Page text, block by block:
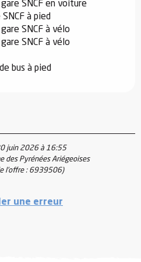
SNCF en voiture
à pied
SNCF à vélo
SNCF à vélo
bus à pied
juin 2026 à 16:55
des Pyrénées Ariégeoises
l'offre : 6939506)
une erreur